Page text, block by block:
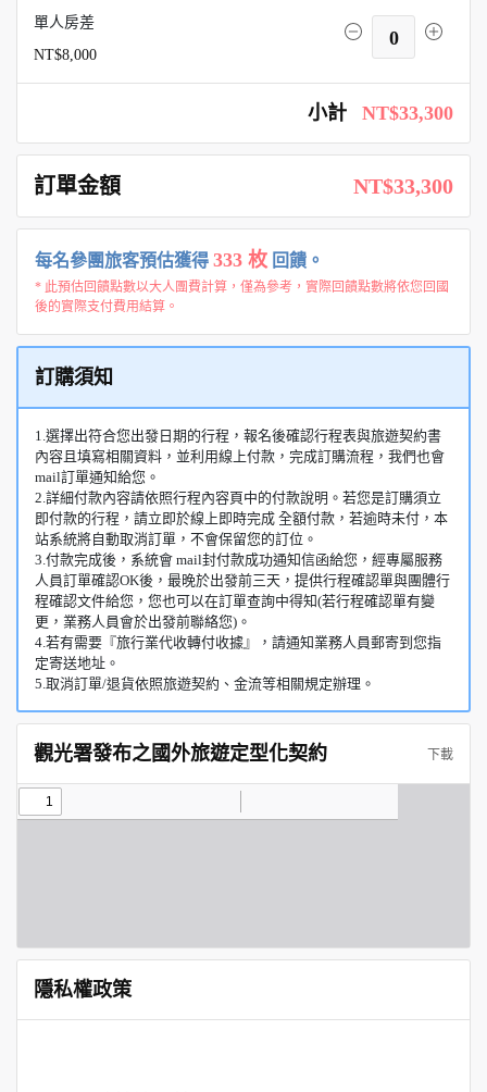
單人房差
NT$8,000
0
小計 NT$33,300
訂單金額 NT$33,300
每名參團旅客預估獲得 333 枚 回饋。
* 此預估回饋點數以大人團費計算，僅為參考，實際回饋點數將依您回國
後的實際支付費用結算。
訂購須知
1.選擇出符合您出發日期的行程，報名後確認行程表與旅遊契約書
內容且填寫相關資料，並利用線上付款，完成訂購流程，我們也會
mail訂單通知給您。
2.詳細付款內容請依照行程內容頁中的付款說明。若您是訂購須立
即付款的行程，請立即於線上即時完成 全額付款，若逾時未付，本
站系統將自動取消訂單，不會保留您的訂位。
3.付款完成後，系統會 mail封付款成功通知信函給您，經專屬服務
人員訂單確認OK後，最晚於出發前三天，提供行程確認單與團體行
程確認文件給您，您也可以在訂單查詢中得知(若行程確認單有變
更，業務人員會於出發前聯絡您)。
4.若有需要『旅行業代收轉付收據』，請通知業務人員郵寄到您指
定寄送地址。
5.取消訂單/退貨依照旅遊契約、金流等相關規定辦理。
觀光署發布之國外旅遊定型化契約 下載
隱私權政策